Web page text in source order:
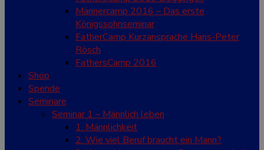
Männercamp 2016 – Das erste
Königssohnseminar
FatherCamp Kurzansprache Hans-Peter
Rösch
FathersCamp 2016
Shop
Spende
Seminare
Seminar 1 – Männlich leben
1. Männlichkeit
2. Wie viel Beruf braucht ein Mann?